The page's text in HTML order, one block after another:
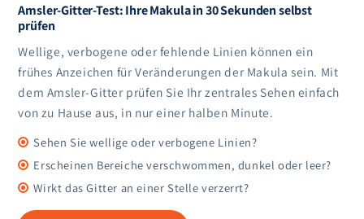
Amsler-Gitter-Test: Ihre Makula in 30 Sekunden selbst
prüfen
Wellige, verbogene oder fehlende Linien können ein
frühes Anzeichen für Veränderungen der Makula sein. Mit
dem Amsler-Gitter prüfen Sie Ihr zentrales Sehen einfach
von zu Hause aus, in nur einer halben Minute.
Sehen Sie wellige oder verbogene Linien?
Erscheinen Bereiche verschwommen, dunkel oder leer?
Wirkt das Gitter an einer Stelle verzerrt?